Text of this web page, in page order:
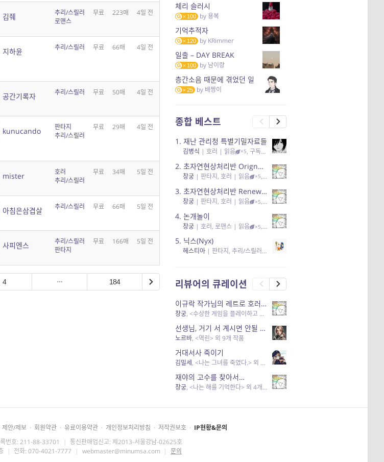
김줴
추리/스릴러
로맨스
무료 223매 4일 전
지하윤 추리/스릴러 무료 66매 4일 전
공간기록자 추리/스릴러 무료 50매 4일 전
kunucando
판타지
추리/스릴러
무료 29매 4일 전
mister
호러
추리/스릴러
무료 34매 5일 전
아침은삼겹살 추리/스릴러 무료 66매 5일 전
사피엔스
추리/스릴러
판타지
무료 166매 5일 전
4 184
체리 슬러시
100 by용복
기억추적자
120 by KRimmer
일출 – DAY BREAK
100 by 남이랑
층간소음 때문에 겪었던 일
25 by 배짱이
종합 베스트
1. 재난 관리청 특별기밀자료들
김병식 | 호러 | 읽음 ×5, 구독 , 응원95, 리뷰3
2. 초자연현상처리반 Orignal + True Ending
창궁 | 판타지, 호러 | 읽음 ×5, 구독 , 응원6
3. 초자연현상처리반 Renewal
창궁 | 판타지, 호러 | 읽음 ×5, 구독 , 응원82, 리뷰4
4. 논개놀이
창궁 | 호러, 로맨스 | 읽음 ×5, 공감11, 응원25
5. 닉스(Nyx)
헤스티아 | 판타지, 추리/스릴러| 읽음
리뷰어의 큐레이션
이규락 작가님의 레트로 호러 리뷰
창궁, <수상한 게임을 플레이하고 있어> 외 3개 작품
선생님, 거기 서 계시면 안될 것 같은데요-역할 클리셰를 비튼 작품들
노르바, <역린> 외 9개 작품
거대서사 죽이기
김밀세, <나는 그녀를 죽였다.> 외 1개 작품
재야의 고수를 찾아서…
창궁, <나는 해를 기억한다> 외 4개 작품
제안/제보 · 회원약관 · 유료이용약관 · 개인정보처리방침 · 저작권보호 · IP현황&문의
번호: 211-88-33701 | 통신판매업신고: 제2013-서울강남-02625호
| 전화: 070-4021-7777 | webmaster@minumsa.com | 문의